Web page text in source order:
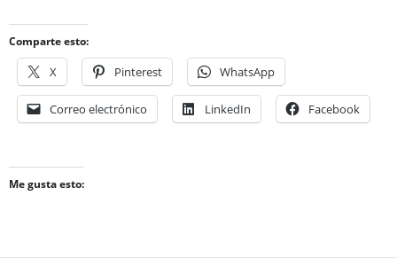
Comparte esto:
X Pinterest WhatsApp
Correo electrónico LinkedIn Facebook
Me gusta esto: